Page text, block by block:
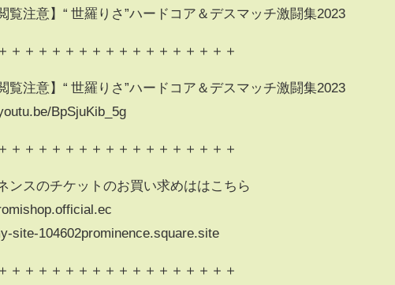
覧注意】“ 世羅りさ”ハードコア＆デスマッチ激闘集2023
＋＋＋＋＋＋＋＋＋＋＋＋＋＋＋＋＋
覧注意】“ 世羅りさ”ハードコア＆デスマッチ激闘集2023
BpSjuKib_5g
＋＋＋＋＋＋＋＋＋＋＋＋＋＋＋＋＋
ンスのチケットのお買い求めははこちら
site-104602prominence.square.site
＋＋＋＋＋＋＋＋＋＋＋＋＋＋＋＋＋